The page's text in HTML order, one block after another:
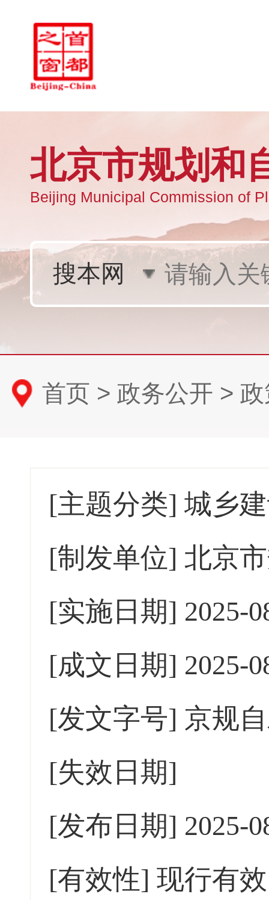
首页 > 政务公开 >
[主题分类] 城乡
[制发单位] 北京
[实施日期] 2025-
[成文日期] 2025-
[发文字号] 京规
[失效日期]
[发布日期] 2025-
[有效性] 现行有效